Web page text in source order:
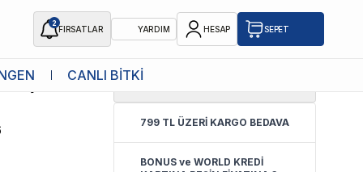
2
FIRSATLAR YARDIM HESAP SEPET
CANLI BİTKİ
Seti
0.0
799 TL ÜZERİ KARGO BEDAVA
BONUS ve WORLD KREDİ